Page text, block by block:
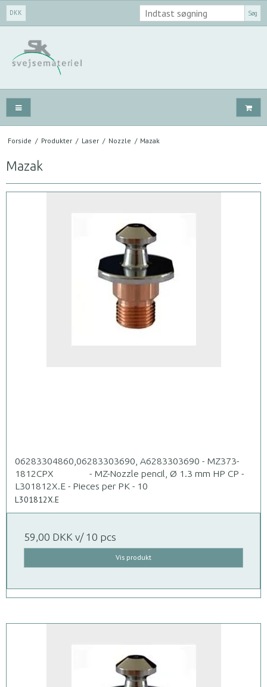
DKK Søg
Forside / Produkter / Laser / Nozzle / Mazak
Mazak
06283304860,06283303690, A6283303690 - MZ373-
1812CPX - MZ-Nozzle pencil, Ø 1.3 mm HP CP -
L301812X.E - Pieces per PK - 10
L301812X.E
59,00 DKK v/ 10 pcs
Vis produkt